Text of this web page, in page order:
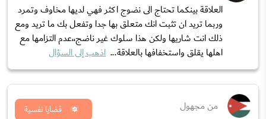
العلاقة بينكما تحتاج الى نضوج اكثر فهي لديها مخاوف وتمرد
وربما تريد ان تثبت انك متعلق بها جدا وتفعل بك ما تريد ومع
ذلك انت شاريها ولكن هذا سلوك غير ناضج،،عدم التزامها مع
اهلها يقلق واستخفافها بالعلاقة... اذهب إلى السؤال
من مجهول قضايا نفسية